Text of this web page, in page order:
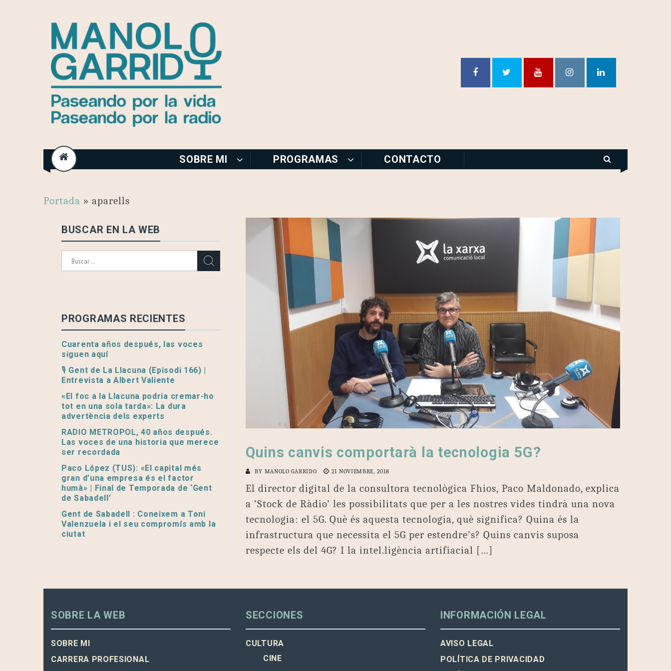
content
SOBRE MI PROGRAMAS CONTACTO
Portada » aparells
Quins canvis comportarà la tecnologia 5G?
BY MANOLO GARRIDO 21 NOVIEMBRE, 2018
El director digital de la consultora tecnològica Fhios, Paco Maldonado, explica
a ‘Stock de Ràdio’ les possibilitats que per a les nostres vides tindrà una nova
tecnologia: el 5G. Què és aquesta tecnologia, què significa? Quina és la
infrastructura que necessita el 5G per estendre’s? Quins canvis suposa
respecte els del 4G? I la intel.ligència artifiacial […]
BUSCAR EN LA WEB
PROGRAMAS RECIENTES
Cuarenta años después, las voces
siguen aquí
🎙️ Gent de La Llacuna (Episodi 166) |
Entrevista a Albert Valiente
«El foc a la Llacuna podria cremar-ho
tot en una sola tarda»: La dura
advertència dels experts
RADIO METROPOL, 40 años después.
Las voces de una historia que merece
ser recordada
Paco López (TUS): «El capital més
gran d’una empresa és el factor
humà» | Final de Temporada de ‘Gent
de Sabadell’
Gent de Sabadell : Coneixem a Toni
Valenzuela i el seu compromís amb la
ciutat
SOBRE LA WEB
SOBRE MI
CARRERA PROFESIONAL
SECCIONES
CULTURA
CINE
INFORMACIÓN LEGAL
AVISO LEGAL
POLÍTICA DE PRIVACIDAD